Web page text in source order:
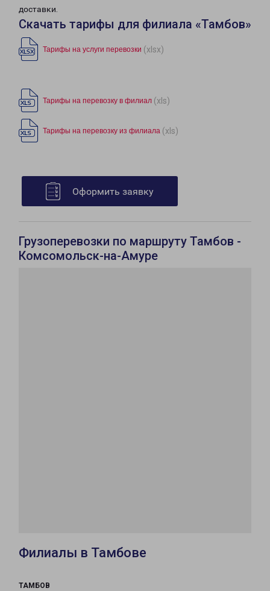
доставки.
Скачать тарифы для филиала «Тамбов»
Тарифы на услуги перевозки (xlsx)
Тарифы на перевозку в филиал (xls)
Тарифы на перевозку из филиала (xls)
Оформить заявку
Грузоперевозки по маршруту Тамбов -
Комсомольск-на-Амуре
Филиалы в Тамбове
ТАМБОВ